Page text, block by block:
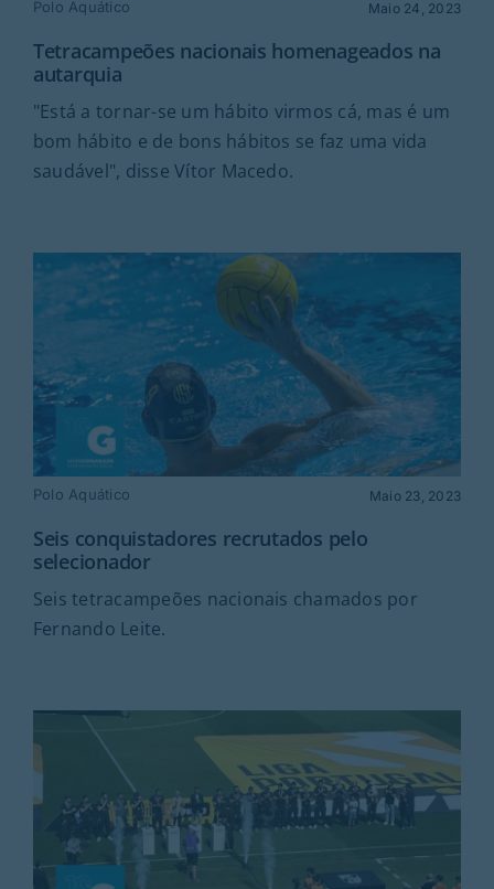
Rubricas
Jornal
Revista
Polo Aquático Maio 24, 2023
Tetracampeões nacionais homenageados na
autarquia
"Está a tornar-se um hábito virmos cá, mas é um
bom hábito e de bons hábitos se faz uma vida
saudável", disse Vítor Macedo.
Polo Aquático Maio 23, 2023
Seis conquistadores recrutados pelo
selecionador
Seis tetracampeões nacionais chamados por
Fernando Leite.